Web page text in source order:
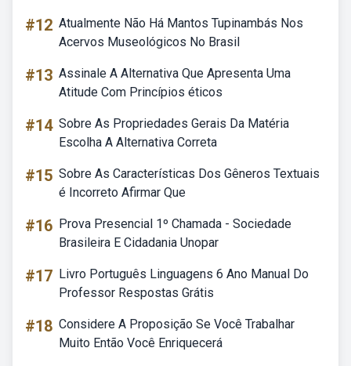
#12 Atualmente Não Há Mantos Tupinambás Nos
Acervos Museológicos No Brasil
#13 Assinale A Alternativa Que Apresenta Uma
Atitude Com Princípios éticos
#14 Sobre As Propriedades Gerais Da Matéria
Escolha A Alternativa Correta
#15 Sobre As Características Dos Gêneros Textuais
é Incorreto Afirmar Que
#16 Prova Presencial 1º Chamada - Sociedade
Brasileira E Cidadania Unopar
#17 Livro Português Linguagens 6 Ano Manual Do
Professor Respostas Grátis
#18 Considere A Proposição Se Você Trabalhar
Muito Então Você Enriquecerá